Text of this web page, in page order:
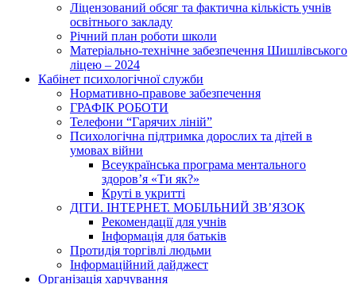
Ліцензований обсяг та фактична кількість учнів
освітнього закладу
Річний план роботи школи
Матеріально-технічне забезпечення Шишлівського
ліцею – 2024
Кабінет психологічної служби
Нормативно-правове забезпечення
ГРАФІК РОБОТИ
Телефони “Гарячих ліній”
Психологічна підтримка дорослих та дітей в
умовах війни
Всеукраїнська програма ментального
здоров’я «Ти як?»
Круті в укритті
ДІТИ. ІНТЕРНЕТ. МОБІЛЬНИЙ ЗВ’ЯЗОК
Рекомендації для учнів
Інформація для батьків
Протидія торгівлі людьми
Інформаційний дайджест
Організація харчування